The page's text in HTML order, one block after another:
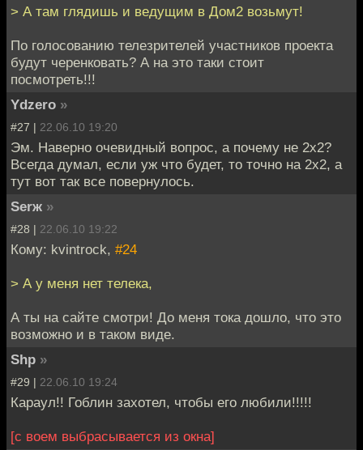
> А там глядишь и ведущим в Дом2 возьмут!
По голосованию телезрителей участников проекта
будут черенковать? А на это таки стоит
посмотреть!!!
Ydzero »
#27 | 22.06.10 19:20
Эм. Наверно очевидный вопрос, а почему не 2х2?
Всегда думал, если уж что будет, то точно на 2х2, а
тут вот так все повернулось.
Serж »
#28 | 22.06.10 19:22
Кому: kvintrock, #24
> А у меня нет телека,
А ты на сайте смотри! До меня тока дошло, что это
возможно и в таком виде.
Shp »
#29 | 22.06.10 19:24
Караул!! Гоблин захотел, чтобы его любили!!!!!
[с воем выбрасывается из окна]